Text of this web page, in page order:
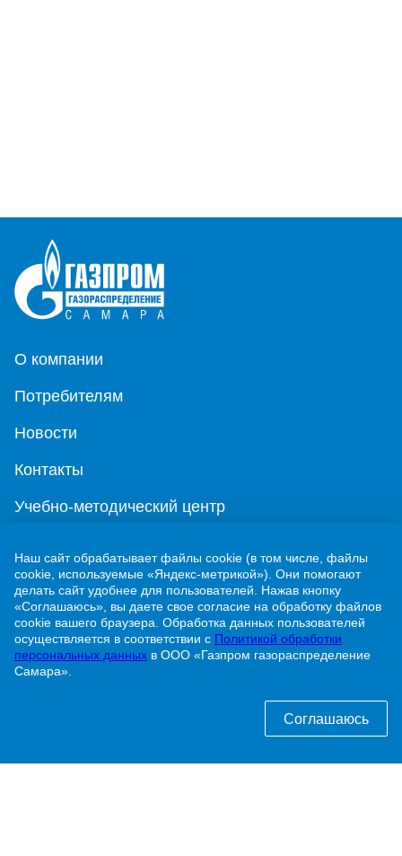
О компании
Потребителям
Новости
Контакты
Учебно-методический центр
г. Жигулевск, ул. Никитинская, 1
8 (84862) 2-00-40
info@63gaz.ru
Узнать статус договора о догазификации можно
по телефону:
Наш сайт обрабатывает файлы cookie (в том числе, файлы
cookie, используемые «Яндекс-метрикой»). Они помогают
делать сайт удобнее для пользователей. Нажав кнопку
«Соглашаюсь», вы даете свое согласие на обработку файлов
cookie вашего браузера. Обработка данных пользователей
осуществляется в соответствии с Политикой обработки
персональных данных в ООО «Газпром газораспределение
Самара».
Соглашаюсь